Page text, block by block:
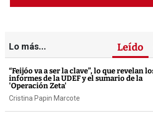
Lo más... Leído
“Feijóo va a ser la clave”, lo que revelan
informes de la UDEF y el sumario de la
'Operación Zeta'
Cristina Papin Marcote